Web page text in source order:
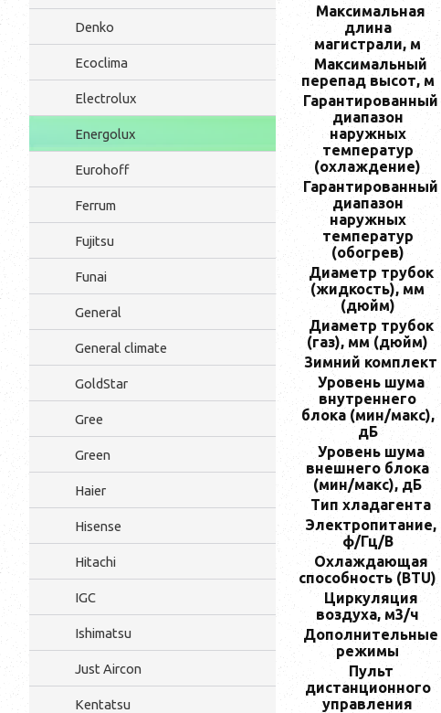
Denko
Ecoclima
Electrolux
Energolux
Eurohoff
Ferrum
Fujitsu
Funai
General
General climate
GoldStar
Gree
Green
Haier
Hisense
Hitachi
IGC
Ishimatsu
Just Aircon
Kentatsu
Максимальная
длина
магистрали, м
Максимальный
перепад высот, м
Гарантированный
диапазон
наружных
температур
(охлаждение)
Гарантированный
диапазон
наружных
температур
(обогрев)
Диаметр трубок
(жидкость), мм
(дюйм)
Диаметр трубок
(газ), мм (дюйм)
Зимний комплект
Уровень шума
внутреннего
блока (мин/макс),
дБ
Уровень шума
внешнего блока
(мин/макс), дБ
Тип хладагента
Электропитание,
ф/Гц/В
Охлаждающая
способность (BTU)
Циркуляция
воздухa, м3/ч
Дoполнительные
режимы
Пульт
дистанционного
управления